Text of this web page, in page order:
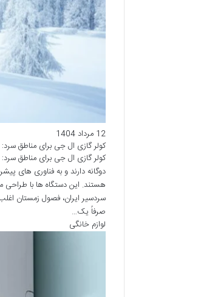
12 مرداد 1404
کولر گازی ال جی برای مناطق
کولر گازی ال جی برای مناطق
دوگانه دارند و به فناوری های
هستند. این دستگاه ها با طراحی
سردسیر ایران، فصول زمستان
صرفاً یک…
لوازم خانگی